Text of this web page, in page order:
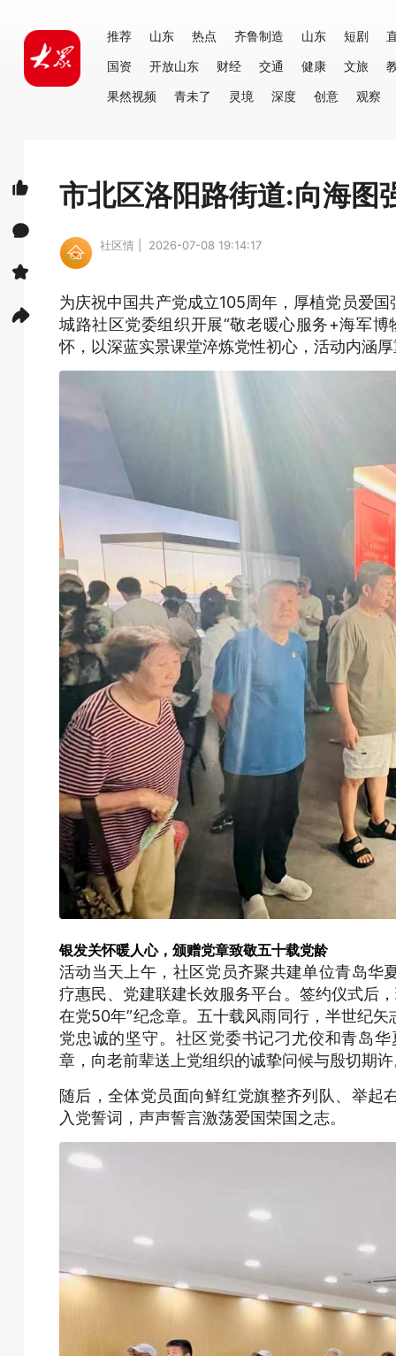
推荐 山东 热点 齐鲁制造 山东 短剧
国资
开放山东 财经 交通 健康 文旅
果然视频
青未了 灵境 深度 创意 观察
市北区洛阳路街道:向海图
社区情 | 2026-07-08 19:14:17
为庆祝中国共产党成立105周年，厚植党员爱
城路社区党委组织开展“敬老暖心服务+海军
怀，以深蓝实景课堂淬炼党性初心，活动内涵
银发关怀暖人心，颁赠党章致敬五十载党龄
活动当天上午，社区党员齐聚共建单位青岛华
疗惠民、党建联建长效服务平台。签约仪式后
在党50年”纪念章。五十载风雨同行，半世纪
党忠诚的坚守。社区党委书记刁尤佼和青岛
章，向老前辈送上党组织的诚挚问候与殷切期
随后，全体党员面向鲜红党旗整齐列队、举起
入党誓词，声声誓言激荡爱国荣国之志。